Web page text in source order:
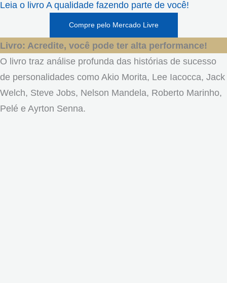
Leia o livro A qualidade fazendo parte de você!
Compre pelo Mercado Livre
Livro: Acredite, você pode ter alta performance!
O livro traz análise profunda das histórias de sucesso
de personalidades como Akio Morita, Lee Iacocca, Jack
Welch, Steve Jobs, Nelson Mandela, Roberto Marinho,
Pelé e Ayrton Senna.